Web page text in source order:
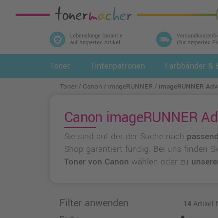
Lebenslange Garantie
auf Ampertec Artikel
(für Ampertec
In 3 einfachen Schritten ihr Druckermodell
und alle dazu passenden Artikel finden ➤ 1.
Toner Tintenpatronen Farbbänder &
Toner Canon imageRUNNER imageRUNNER
Canon imageRUNNER
Sie sind auf der der Suche nach
Shop garantiert fündig. Bei uns finden
Toner von Canon wählen oder zu
Filter anwenden 14Artikel